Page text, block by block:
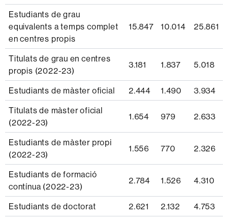
Estudiants de grau
equivalents a temps complet
en centres propis
15.847 10.014 25.861
Titulats de grau en centres
propis (2022-23)
3.181 1.837 5.018
Estudiants de màster oficial 2.444 1.490
3.934
Titulats de màster oficial
(2022-23)
1.654 979 2.633
Estudiants de màster propi
(2022-23)
1.556 770 2.326
Estudiants de formació
contínua (2022-23)
2.784 1.526 4.310
Estudiants de doctorat 2.621 2.132
4.753